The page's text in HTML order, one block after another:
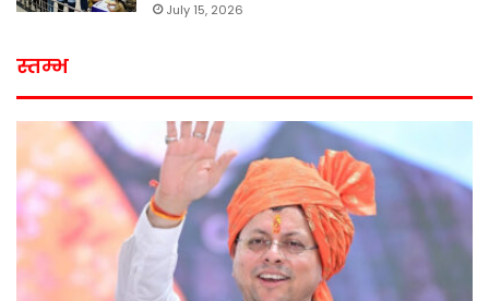
July 15, 2026
स्तम्भ